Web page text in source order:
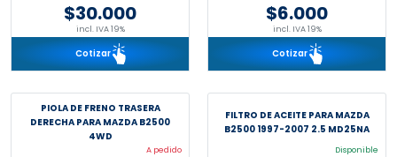
$30.000
incl. IVA 19%
Cotizar
$6.000
incl. IVA 19%
Cotizar
PIOLA DE FRENO TRASERA
DERECHA PARA MAZDA B2500
4WD
A pedido
FILTRO DE ACEITE PARA MAZDA
B2500 1997-2007 2.5 MD25NA
Disponible